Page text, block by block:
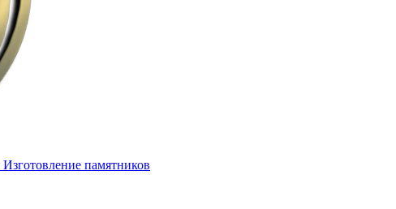
Изготовление памятников